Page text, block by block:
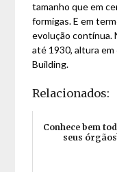
tamanho que em
formigas. E em
evolução contínua.
até 1930, altura
Building.
Relacionados:
Conhece bem
seus